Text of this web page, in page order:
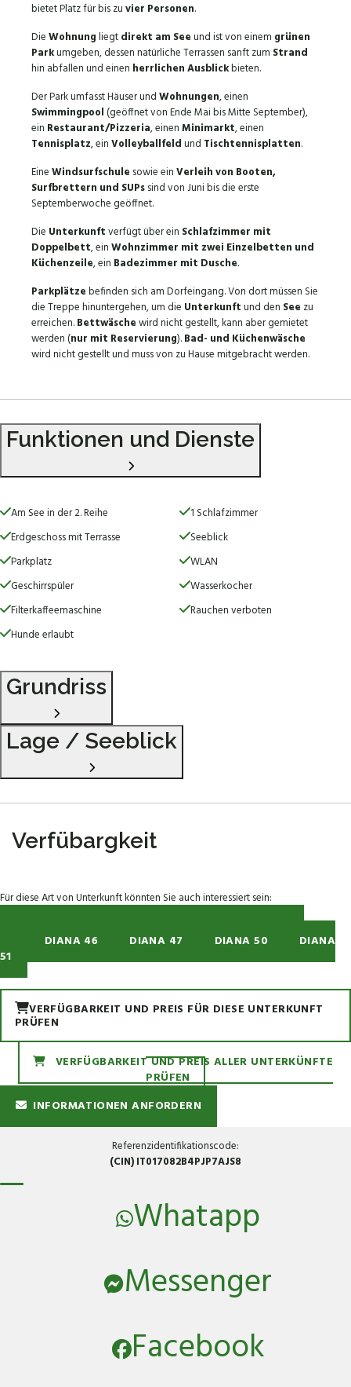
bietet Platz für bis zuvier Personen.
DieWohnungliegtdirekt am Seeund ist von einem grünen
Parkumgeben, dessen natürliche Terrassen sanft zum Strand
hin abfallen und einen herrlichen Ausblickbieten.
Der Park umfasst Häuser undWohnungen, einen
Swimmingpool(geöffnet von Ende Mai bis Mitte September),
ein Restaurant/Pizzeria, einenMinimarkt, einen
Tennisplatz, einVolleyballfeldund Tischtennisplatten.
EineWindsurfschule sowie einVerleih von Booten,
Surfbrettern und SUPssind von Juni bis die erste
Septemberwoche geöffnet.
Die Unterkunftverfügt über ein Schlafzimmer mit
Doppelbett, einWohnzimmer mit zwei Einzelbetten und
Küchenzeile, ein Badezimmer mit Dusche.
Parkplätzebefinden sich am Dorfeingang. Von dort müssen Sie
die Treppe hinuntergehen, um die Unterkunftund den See zu
erreichen.Bettwäschewird nicht gestellt, kann aber gemietet
werden (nur mit Reservierung).Bad- und Küchenwäsche
wird nicht gestellt und muss von zu Hause mitgebracht werden.
Funktionen und Dienste
Am See in der 2. Reihe
1 Schlafzimmer
Erdgeschoss mit Terrasse
Seeblick
Parkplatz
WLAN
Geschirrspüler
Wasserkocher
Filterkaffeemaschine
Rauchen verboten
Hunde erlaubt
Grundriss
Lage / Seeblick
Verfübargkeit
Für diese Art von Unterkunft könnten Sie auch interessiert sein:
DIANA
DIANA 46 DIANA 47 DIANA 50
DIANA
51
VERFÜGBARKEIT UND PREIS FÜR DIESE UNTERKUNFT
PRÜFEN
VERFÜGBARKEIT UND PREIS ALLER UNTERKÜNFTE
PRÜFEN
INFORMATIONEN ANFORDERN
Referenzidentifikationscode:
(CIN) IT017082B4PJP7AJS8
Whatapp
Messenger
Facebook